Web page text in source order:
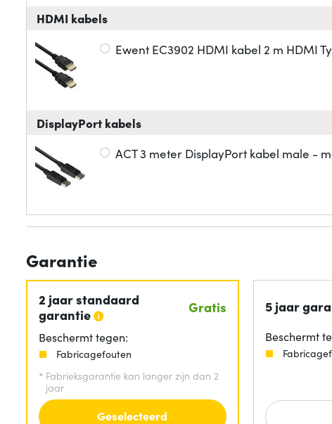
HDMI kabels
Ewent EC3902 HDMI kabel 2 m HDMI
DisplayPort kabels
ACT 3 meter DisplayPort kabel male -
Garantie
2 jaar standaard
garantie
Gratis
Beschermt tegen:
Fabricagefouten
* Fabrieksgarantie kan langer zijn dan 2
jaar
Geselecteerd
5 jaar
Beschermt